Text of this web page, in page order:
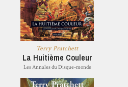
Terry Pratchett
La Huitième Couleur
Les Annales du Disque-monde